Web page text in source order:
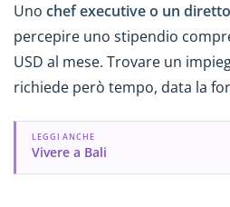
Uno chef executive o un
percepire uno stipendio
USD al mese. Trovare un
richiede però tempo, data la
LEGGI ANCHE
Vivere a Bali